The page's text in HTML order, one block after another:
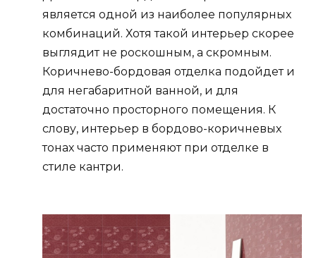
является одной из наиболее популярных
комбинаций. Хотя такой интерьер скорее
выглядит не роскошным, а скромным.
Коричнево-бордовая отделка подойдет и
для негабаритной ванной, и для
достаточно просторного помещения. К
слову, интерьер в бордово-коричневых
тонах часто применяют при отделке в
стиле кантри.